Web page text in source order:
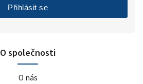
O společnosti
O nás
Přihlásit se